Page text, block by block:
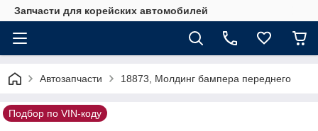
Запчасти для корейских автомобилей
Автозапчасти 18873, Молдинг бампера переднего
Подбор по VIN-коду